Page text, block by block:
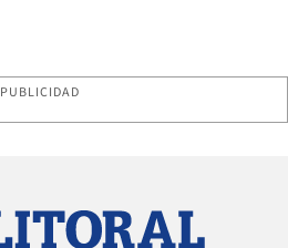
PUBLICIDAD